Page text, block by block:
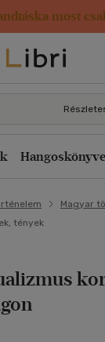
most
Kártya adatai
Magyar
tények